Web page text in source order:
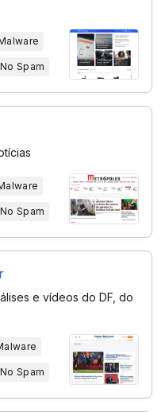
No Spam
No Spam
e vídeos do DF, do
No Spam